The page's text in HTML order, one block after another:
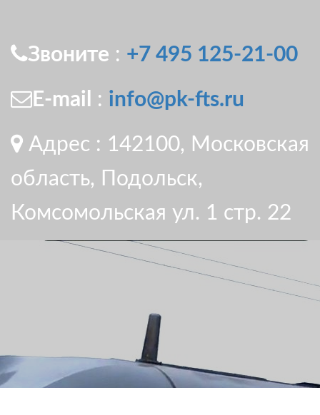
Звоните : +7 495 125-21-00
E-mail : info@pk-fts.ru
Адрес : 142100, Московская
область, Подольск,
Комсомольская ул. 1 стр. 22